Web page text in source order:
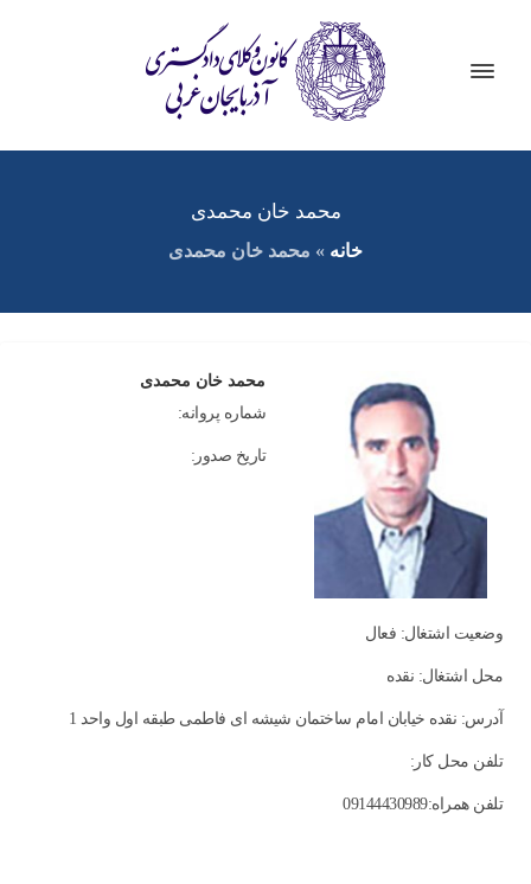
محمد خان محمدی
خانه » محمد خان محمدی
محمد خان محمدی
شماره پروانه:
تاریخ صدور:
وضعیت اشتغال: فعال
محل اشتغال: نقده
آدرس: نقده خیابان امام ساختمان شیشه ای فاطمی طبقه اول واحد 1
تلفن محل کار:
تلفن همراه:09144430989